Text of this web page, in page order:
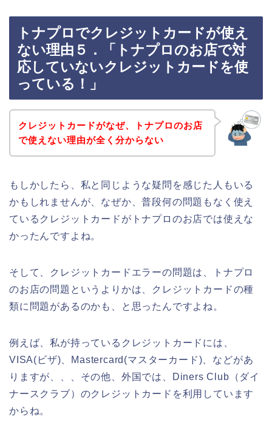
トナプロでクレジットカードが使え
ない理由５．「トナプロのお店で対
応していないクレジットカードを使
っている！」
クレジットカードがなぜ、トナプロのお店
で使えない理由が全く分からない
もしかしたら、私と同じような疑問を感じた人もいる
かもしれませんが、なぜか、普段何の問題もなく使え
ているクレジットカードがトナプロのお店では使えな
かったんですよね。
そして、クレジットカードエラーの問題は、トナプロ
のお店の問題というよりかは、クレジットカードの種
類に問題があるのかも、と思ったんですよね。
例えば、私が持っているクレジットカードには、
VISA(ビザ)、Mastercard(マスターカード)、などがあ
りますが、、、その他、外国では、Diners Club（ダイ
ナースクラブ）のクレジットカードを利用しています
からね。